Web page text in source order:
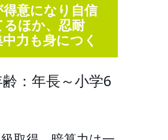
意になり自信
るほか、忍耐
力も身につく
：年長～小学6